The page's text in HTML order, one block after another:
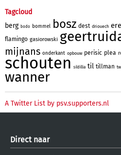
Tagcloud
berg bodo bommel bosz dest driouech
flamingo gasiorowski
mijnans onderkant opbouw perisic plea
schouten sildillia til tillman
wanner
A Twitter List by psv.supporters.nl
Direct naar